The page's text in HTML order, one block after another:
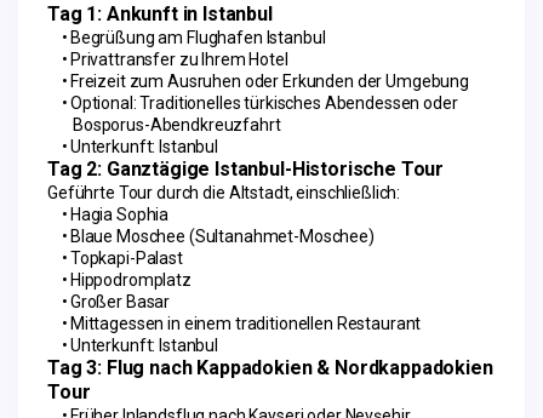
Tag 1: Ankunft in Istanbul
Begrüßung am Flughafen Istanbul
Privattransfer zu Ihrem Hotel
Freizeit zum Ausruhen oder Erkunden der Umgebung
Optional: Traditionelles türkisches Abendessen oder
Bosporus-Abendkreuzfahrt
Unterkunft: Istanbul
Tag 2: Ganztägige Istanbul-Historische Tour
Geführte Tour durch die Altstadt, einschließlich:
Hagia Sophia
Blaue Moschee (Sultanahmet-Moschee)
Topkapi-Palast
Hippodromplatz
Großer Basar
Mittagessen in einem traditionellen Restaurant
Unterkunft: Istanbul
Tag 3: Flug nach Kappadokien & Nordkappadokien
Tour